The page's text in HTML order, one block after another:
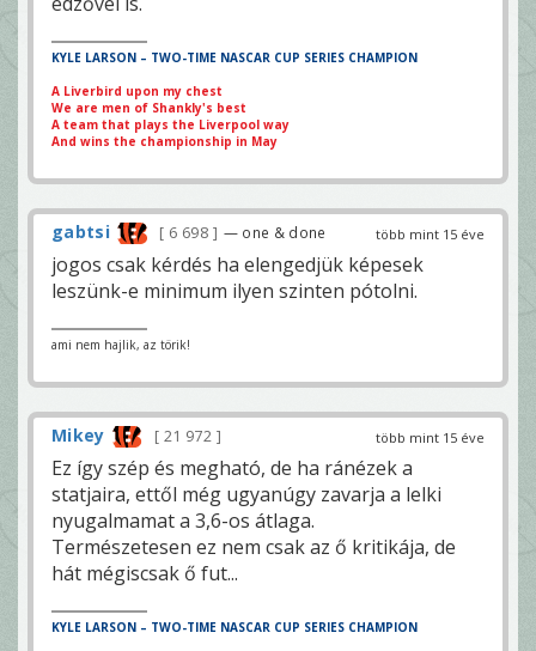
KYLE LARSON – TWO-TIME NASCAR CUP SERIES CHAMPION
A Liverbird upon my chest
We are men of Shankly's best
A team that plays the Liverpool way
And wins the championship in May
több mint 15 éve
gabtsi 6 698 — one & done
jogos csak kérdés ha elengedjük képesek
leszünk-e minimum ilyen szinten pótolni.
ami nem hajlik, az törik!
több mint 15 éve
Mikey 21 972
Ez így szép és megható, de ha ránézek a
statjaira, ettől még ugyanúgy zavarja a lelki
nyugalmamat a 3,6-os átlaga.
Természetesen ez nem csak az ő kritikája, de
hát mégiscsak ő fut...
KYLE LARSON – TWO-TIME NASCAR CUP SERIES CHAMPION